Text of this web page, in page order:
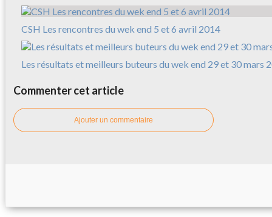
CSH Les rencontres du wek end 5 et 6 avril 2014
Les résultats et meilleurs buteurs du wek end 29 et 30 mars
Commenter cet article
Ajouter un commentaire